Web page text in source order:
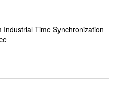
Time Synchronization